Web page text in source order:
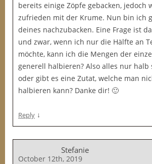
bereits einige Zöpfe gebacken, jedoch
zufrieden mit der Krume. Nun bin ich
deines nachzubacken. Eine Frage ist
und zwar, wenn ich nur die Hälfte an
möchte, kann ich die Mengen der
generell halbieren? Also alles nur halb
oder gibt es eine Zutat, welche man
halbieren kann? Danke dir! 🙂
Reply ↓
Stefanie
October 12th, 2019